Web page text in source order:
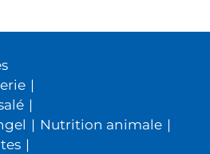
|
|
| Nutrition animale |
|